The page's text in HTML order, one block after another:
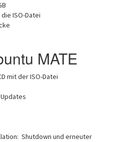
ISO-Datei
MATE
mit der ISO-Datei
Shutdown und erneuter